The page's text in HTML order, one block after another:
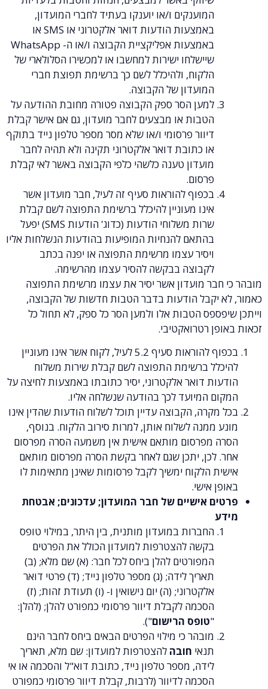
המוענקים ו/או יוענקו בעתיד לחברי המועדון,
באמצעות הודעות דואר אלקטרוני או SMS או
באמצעות אפליקציית הקבוצה ו/או ה- WhatsApp
שיישלחו ישירות למחשבו או למכשירו הסלולארי של
הלקוח, ולהיכלל לשם כך ברשימת תפוצת חברי
המועדון של הקבוצה.
למען הסר ספק הקבוצה פטורה מחובת ההודעה על
הטבות או מבצעים לחבר מועדון, גם אם אישר קבלת
דיוור פרסומי ו/או שלא מסר מספר טלפון נייד בתוקף
או כתובת דואר אלקטרוני תקינה ולא תהיה לחבר
מועדון טענה כלשהי כלפי הקבוצה באשר לאי קבלת
בכפוף להוראות סעיף זה לעיל, חבר מועדון אשר
אינו מעוניין להיכלל ברשימת התפוצה לשם קבלת
שרות משלוחי הודעות (כדוג' הודעות SMS) יפעל
בהתאם להנחיות המופיעות בהודעות הנשלחות אליו
ויסיר עצמו מרשימת התפוצה או יפנה בכתב
לקבוצה בבקשה להסיר עצמו מהרשימה.
מועדון אשר יסיר את עצמו מרשימת התפוצה
הודעות בדבר הטבות חדשות של הקבוצה,
הטבות אלו ולמען הסר כל ספק, לא תחול כל
רטרואקטיבי.
בכפוף להוראות סעיף 5.2 לעיל, לקוח אשר אינו מעוניין
ברשימת התפוצה לשם קבלת שירות משלוח
דואר אלקטרוני, יסיר כתובתו באמצעות לחיצה על
המיועד לכך בהודעה שנשלחה אליו.
הקבוצה עדיין תוכל לשלוח הודעות שהדין אינו
לשלוח אותן, למרות סירוב הלקוח. בנוסף,
מותאם אישית אין משמעה הסרה מפרסום
יתכן שגם לאחר בקשת הסרה מפרסום מותאם
הלקוח ימשיך לקבל פרסומות שאינן מתאימות לו
אישיים של חבר המועדון; עדכונים; אבטחת
החברות במועדון מותנית, בין היתר, במילוי טופס
בקשה להצטרפות למועדון הכולל את הפרטים
המפורטים להלן ביחס לכל חבר: (א) שם מלא; (ב)
תאריך לידה; (ג) מספר טלפון נייד; (ד) פרטי דואר
אלקטרוני; (ה) יום נישואין ו- (ו) תעודת זהות; (ז)
הסכמה לקבלת דיוור פרסומי כמפורט להלן; (להלן:
טופס הרישום").
מובהר כי מילוי הפרטים הבאים ביחס לחבר הינם
להצטרפות למועדון: שם מלא, תאריך
לידה, מספר טלפון נייד, כתובת דוא"ל והסכמה או אי
הסכמה לדיוור (לרבות, קבלת דיוור פרסומי כמפורט